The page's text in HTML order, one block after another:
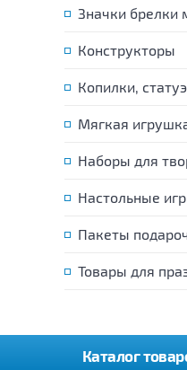
Значки брелки
Конструкторы
Копилки,
Мягкая
Наборы для
Настольные
Пакеты
Товары для
В КОРЗИНУ
Каталог